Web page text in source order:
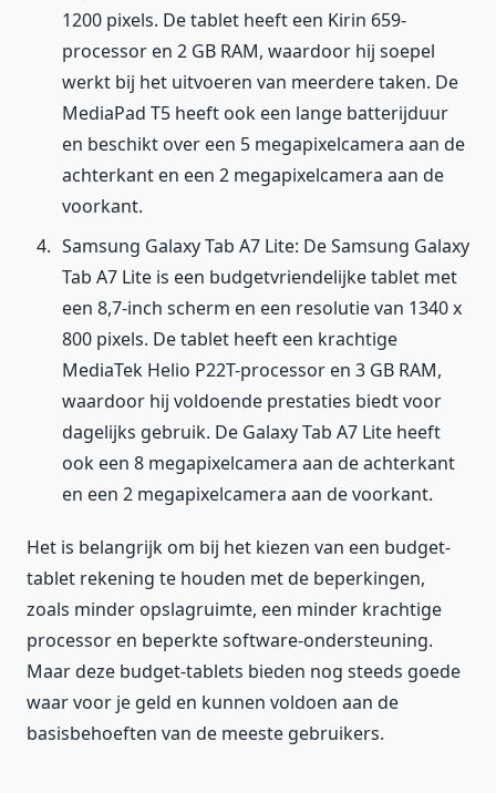
1200 pixels. De tablet heeft een Kirin 659-
processor en 2 GB RAM, waardoor hij soepel
werkt bij het uitvoeren van meerdere taken. De
MediaPad T5 heeft ook een lange batterijduur
en beschikt over een 5 megapixelcamera aan de
achterkant en een 2 megapixelcamera aan de
voorkant.
Samsung Galaxy Tab A7 Lite: De Samsung Galaxy
Tab A7 Lite is een budgetvriendelijke tablet met
een 8,7-inch scherm en een resolutie van 1340 x
800 pixels. De tablet heeft een krachtige
MediaTek Helio P22T-processor en 3 GB RAM,
waardoor hij voldoende prestaties biedt voor
dagelijks gebruik. De Galaxy Tab A7 Lite heeft
ook een 8 megapixelcamera aan de achterkant
en een 2 megapixelcamera aan de voorkant.
Het is belangrijk om bij het kiezen van een budget-
tablet rekening te houden met de beperkingen,
zoals minder opslagruimte, een minder krachtige
processor en beperkte software-ondersteuning.
Maar deze budget-tablets bieden nog steeds goede
waar voor je geld en kunnen voldoen aan de
basisbehoeften van de meeste gebruikers.